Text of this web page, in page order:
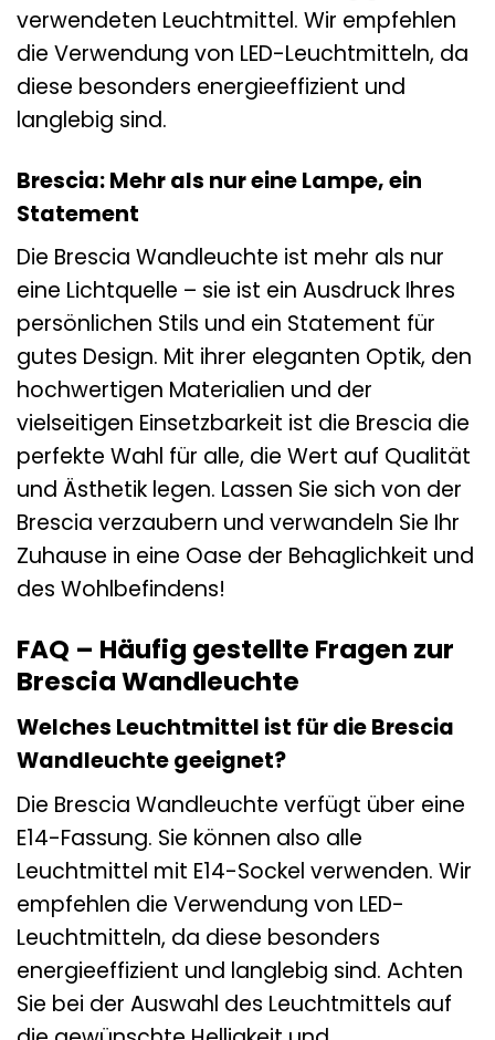
verwendeten Leuchtmittel. Wir empfehlen
die Verwendung von LED-Leuchtmitteln, da
diese besonders energieeffizient und
langlebig sind.
Brescia: Mehr als nur eine Lampe, ein
Statement
Die Brescia Wandleuchte ist mehr als nur
eine Lichtquelle – sie ist ein Ausdruck Ihres
persönlichen Stils und ein Statement für
gutes Design. Mit ihrer eleganten Optik, den
hochwertigen Materialien und der
vielseitigen Einsetzbarkeit ist die Brescia die
perfekte Wahl für alle, die Wert auf Qualität
und Ästhetik legen. Lassen Sie sich von der
Brescia verzaubern und verwandeln Sie Ihr
Zuhause in eine Oase der Behaglichkeit und
des Wohlbefindens!
FAQ – Häufig gestellte Fragen zur
Brescia Wandleuchte
Welches Leuchtmittel ist für die Brescia
Wandleuchte geeignet?
Die Brescia Wandleuchte verfügt über eine
E14-Fassung. Sie können also alle
Leuchtmittel mit E14-Sockel verwenden. Wir
empfehlen die Verwendung von LED-
Leuchtmitteln, da diese besonders
energieeffizient und langlebig sind. Achten
Sie bei der Auswahl des Leuchtmittels auf